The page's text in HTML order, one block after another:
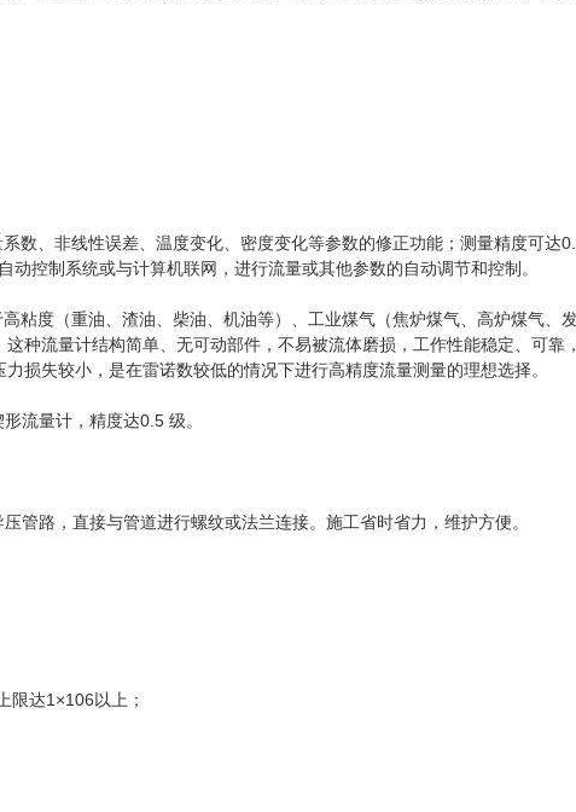
数、非线性误差、温度变化、密度变化等参数的修正功能；测量精度可达
动控制系统或与计算机联网，进行流量或其他参数的自动调节和控制。
粘度（重油、渣油、柴油、机油等）、工业煤气（焦炉煤气、高炉煤气、
种流量计结构简单、无可动部件，不易被流体磨损，工作性能稳定、可
损失较小，是在雷诺数较低的情况下进行高精度流量测量的理想选择。
流量计，精度达0.5 级。
管路，直接与管道进行螺纹或法兰连接。施工省时省力，维护方便。
限达1×106以上；